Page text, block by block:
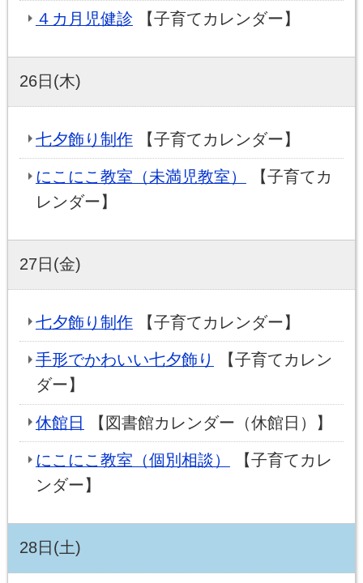
４カ月児健診 【子育てカレンダー】
26日(木)
七夕飾り制作【子育てカレンダー】
にこにこ教室（未満児教室）
【子育てカ
レンダー】
27日(金)
七夕飾り制作【子育てカレンダー】
手形でかわいい七夕飾り
【子育てカレン
ダー】
休館日 【図書館カレンダー（休館日）】
にこにこ教室（個別相談）
【子育てカレ
ンダー】
28日(土)